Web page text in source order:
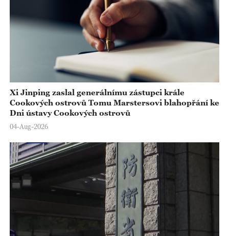
Xi Jinping zaslal generálnímu zástupci krále
Cookových ostrovů Tomu Marstersovi blahopřání ke
Dni ústavy Cookových ostrovů
04-Aug-2026